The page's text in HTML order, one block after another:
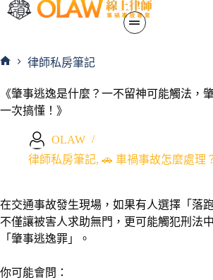
律師私房筆記
《肇事逃逸是什麼？一不留神可能觸法，
一次搞懂！》
OLAW
律師私房筆記, 🚗 車禍事故怎麼處理
在交通事故發生現場，如果有人選擇「落跑
不僅讓被害人求助無門，更可能觸犯刑法
「肇事逃逸罪」。
你可能會問：